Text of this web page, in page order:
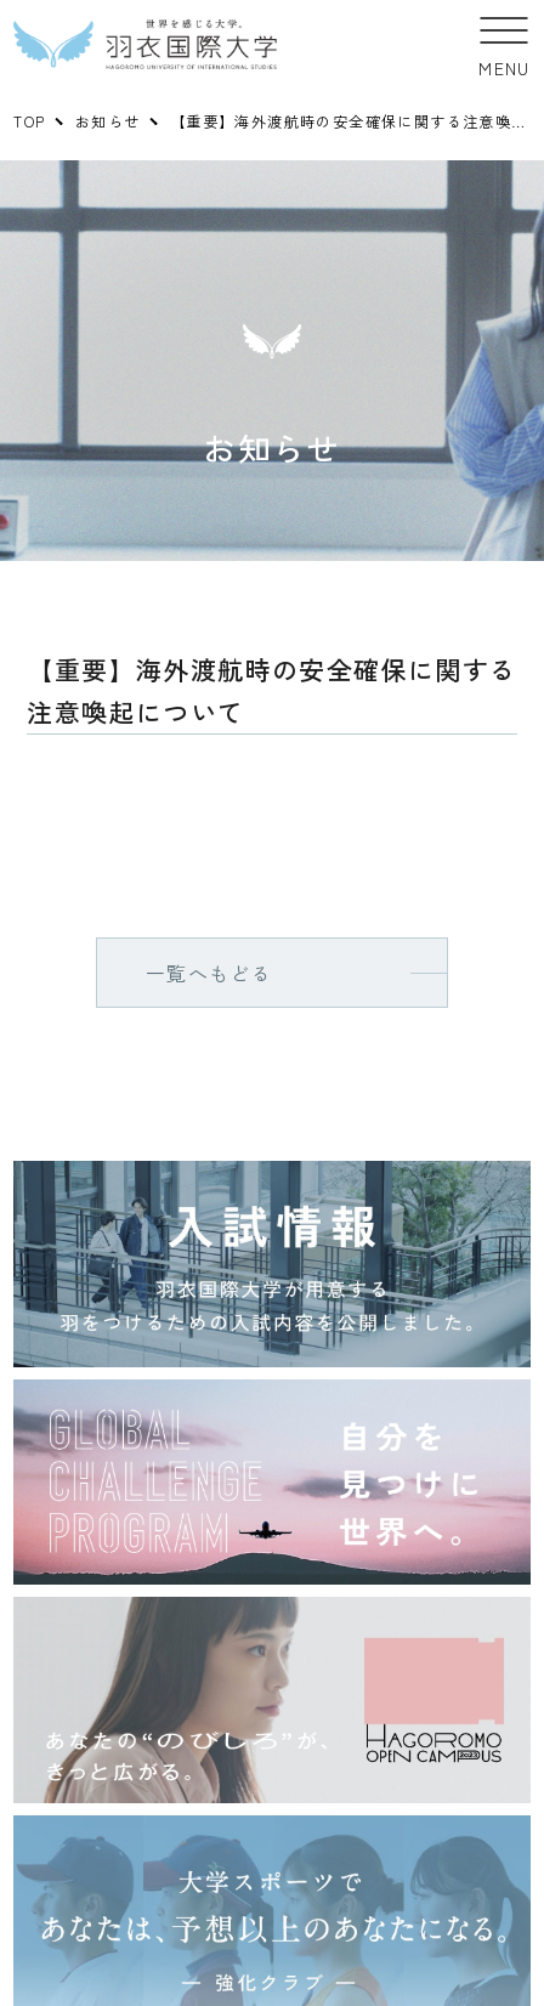
MENU
TOP お知らせ 【重要】海外渡航時の安全確保に関する注意喚起について
お知らせ
【重要】海外渡航時の安全確保に関する
注意喚起について
一覧へもどる